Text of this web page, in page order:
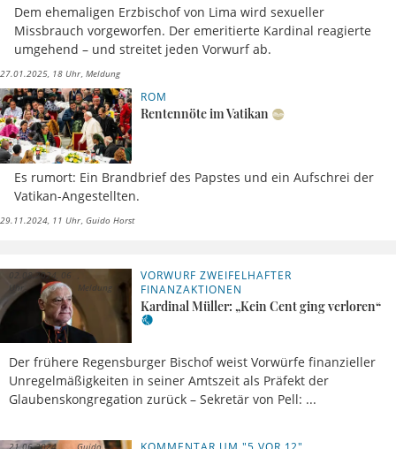
Dem ehemaligen Erzbischof von Lima wird sexueller
Missbrauch vorgeworfen. Der emeritierte Kardinal reagierte
umgehend – und streitet jeden Vorwurf ab.
27.01.2025, 18 Uhr Meldung
ROM
Rentennöte im Vatikan
Es rumort: Ein Brandbrief des Papstes und ein Aufschrei der
Vatikan-Angestellten.
29.11.2024, 11 Uhr Guido Horst
VORWURF ZWEIFELHAFTER
FINANZAKTIONEN
Kardinal Müller: „Kein Cent ging verloren“
Der frühere Regensburger Bischof weist Vorwürfe finanzieller
Unregelmäßigkeiten in seiner Amtszeit als Präfekt der
Glaubenskongregation zurück – Sekretär von Pell: ...
02.08.2024, 06
Uhr
Meldung
21.06.2024, Guido